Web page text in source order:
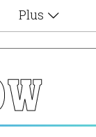
Plus
Αφιερώματα
Ζώδια